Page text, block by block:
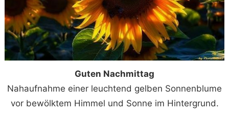
Guten Nachmittag
Nahaufnahme einer leuchtend gelben Sonnenblume
vor bewölktem Himmel und Sonne im Hintergrund.